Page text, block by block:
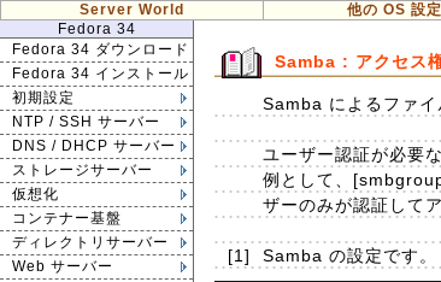
Server World 他の OS 設定
Fedora 34
Fedora 34 ダウンロード
Fedora 34 インストール
初期設定
NTP / SSH サーバー
DNS / DHCP サーバー
ストレージサーバー
仮想化
コンテナー基盤
ディレクトリサーバー
Web サーバー
Samba : アクセス
Samba によるファイ
ユーザー認証が必要
例として、
ザーのみが認証して
[1] Samba の設定です。